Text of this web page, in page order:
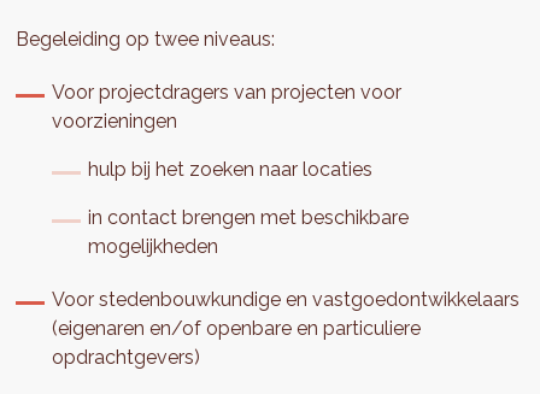
Begeleiding op twee niveaus:
Voor projectdragers van projecten voor
voorzieningen
hulp bij het zoeken naar locaties
in contact brengen met beschikbare
mogelijkheden
Voor stedenbouwkundige en vastgoedontwikkelaars
(eigenaren en/of openbare en particuliere
opdrachtgevers)